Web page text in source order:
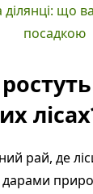
що
посадкою
рай, де
дарами